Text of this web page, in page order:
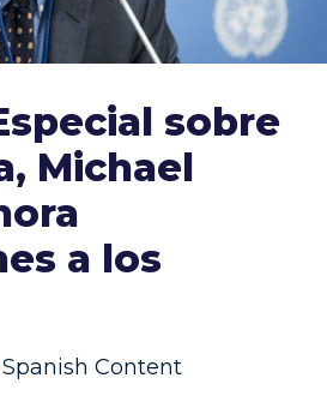
sobre
Michael
a los
Spanish Content